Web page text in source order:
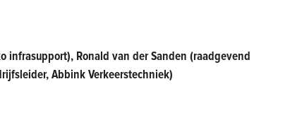
infrasupport), Ronald van der Sanden (raadgevend
Abbink Verkeerstechniek)